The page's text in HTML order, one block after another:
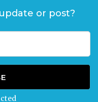
or post?